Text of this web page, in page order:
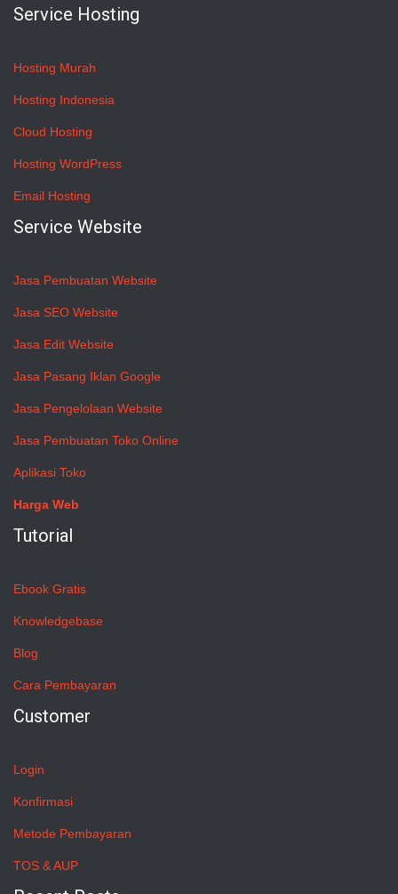
Service Hosting
Hosting Murah
Hosting Indonesia
Cloud Hosting
Hosting WordPress
Email Hosting
Service Website
Jasa Pembuatan Website
Jasa SEO Website
Jasa Edit Website
Jasa Pasang Iklan Google
Jasa Pengelolaan Website
Jasa Pembuatan Toko Online
Aplikasi Toko
Harga Web
Tutorial
Ebook Gratis
Knowledgebase
Blog
Cara Pembayaran
Customer
Login
Konfirmasi
Metode Pembayaran
TOS & AUP